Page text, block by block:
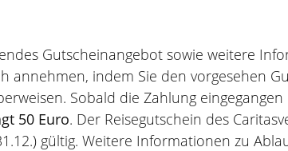
Gutscheinangebot sowie weitere
annehmen, indem Sie den vorgesehen
Sobald die Zahlung
50 Euro. Der Reisegutschein des
gültig. Weitere Informationen zu